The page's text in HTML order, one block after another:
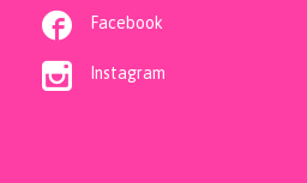
 Facebook
 Instagram